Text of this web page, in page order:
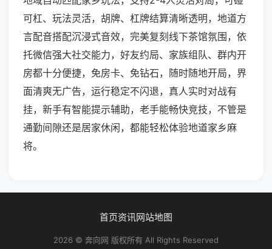
可杠、玩法灵活，胡牌、杠牌结算清晰透明，地道方
言配音搭配沉浸式音效，完美复刻线下茶馆氛围，依
托微信强大社交能力，好友约局、家族组队、群内开
房都十分便捷，免房卡、免钻石，随时随地开局，界
面清爽无广告，运行稳定不闪退，真人实时对战有
挂，新手有智能提示辅助，老手能畅快竞技，不管是
通勤间隙还是居家休闲，都能轻松体验地道家乡麻
将。
首页资讯网站地图
2026 © 奔向网 版权所有 All Rights Reserved